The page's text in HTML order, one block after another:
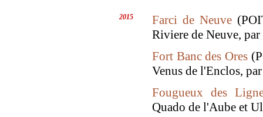
2015 Farci de Neuve
Riviere de Neuve,
Fort Banc des Ores
Venus de l'Enclos,
Fougueux des
Quado de l'Aube et